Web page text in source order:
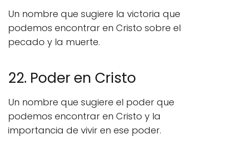
Un nombre que sugiere la victoria que
podemos encontrar en Cristo sobre el
pecado y la muerte.
22. Poder en Cristo
Un nombre que sugiere el poder que
podemos encontrar en Cristo y la
importancia de vivir en ese poder.